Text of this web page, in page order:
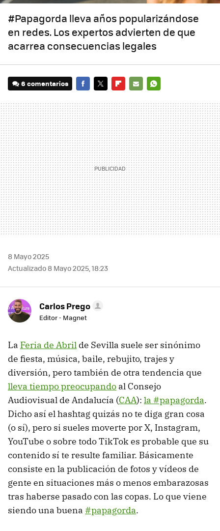
#Papagorda lleva años popularizándose
en redes. Los expertos advierten de que
acarrea consecuencias legales
6 comentarios
MAIL
8 Mayo 2025
Actualizado 8 Mayo 2025, 18:23
Carlos Prego
Editor - Magnet
La Feria de Abril de Sevilla suele ser sinónimo
de fiesta, música, baile, rebujito, trajes y
diversión, pero también de otra tendencia que
lleva tiempo preocupando al Consejo
Audiovisual de Andalucía (CAA): la #papagorda.
Dicho así el hashtag quizás no te diga gran cosa
(o sí), pero si sueles moverte por X, Instagram,
YouTube o sobre todo TikTok es probable que su
contenido sí te resulte familiar. Básicamente
consiste en la publicación de fotos y vídeos de
gente en situaciones más o menos embarazosas
tras haberse pasado con las copas. Lo que viene
siendo una buena #papagorda.